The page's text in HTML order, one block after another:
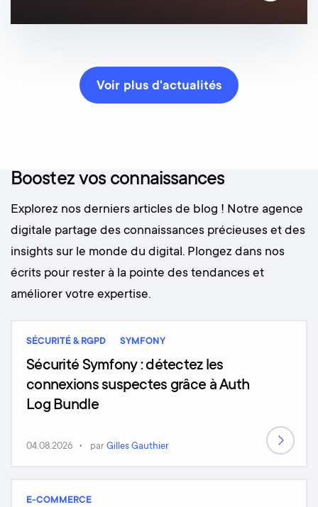
Voir plus d'actualités
Boostez vos connaissances
Explorez nos derniers articles de blog ! Notre agence
digitale partage des connaissances précieuses et des
insights sur le monde du digital. Plongez dans nos
écrits pour rester à la pointe des tendances et
améliorer votre expertise.
SÉCURITÉ & RGPD SYMFONY
Sécurité Symfony : détectez les
connexions suspectes grâce à Auth
Log Bundle
04.08.2026 par Gilles Gauthier
E-COMMERCE